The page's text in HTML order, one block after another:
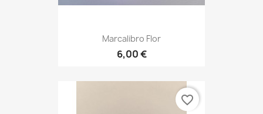
Marcalibro Flor
6,00 €
favorite_border